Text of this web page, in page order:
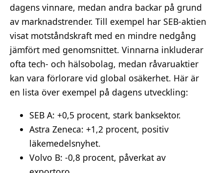
dagens vinnare, medan andra backar på grund
av marknadstrender. Till exempel har SEB-aktien
visat motståndskraft med en mindre nedgång
jämfört med genomsnittet. Vinnarna inkluderar
ofta tech- och hälsobolag, medan råvaruaktier
kan vara förlorare vid global osäkerhet. Här är
en lista över exempel på dagens utveckling:
SEB A: +0,5 procent, stark banksektor.
Astra Zeneca: +1,2 procent, positiv
läkemedelsnyhet.
Volvo B: -0,8 procent, påverkat av